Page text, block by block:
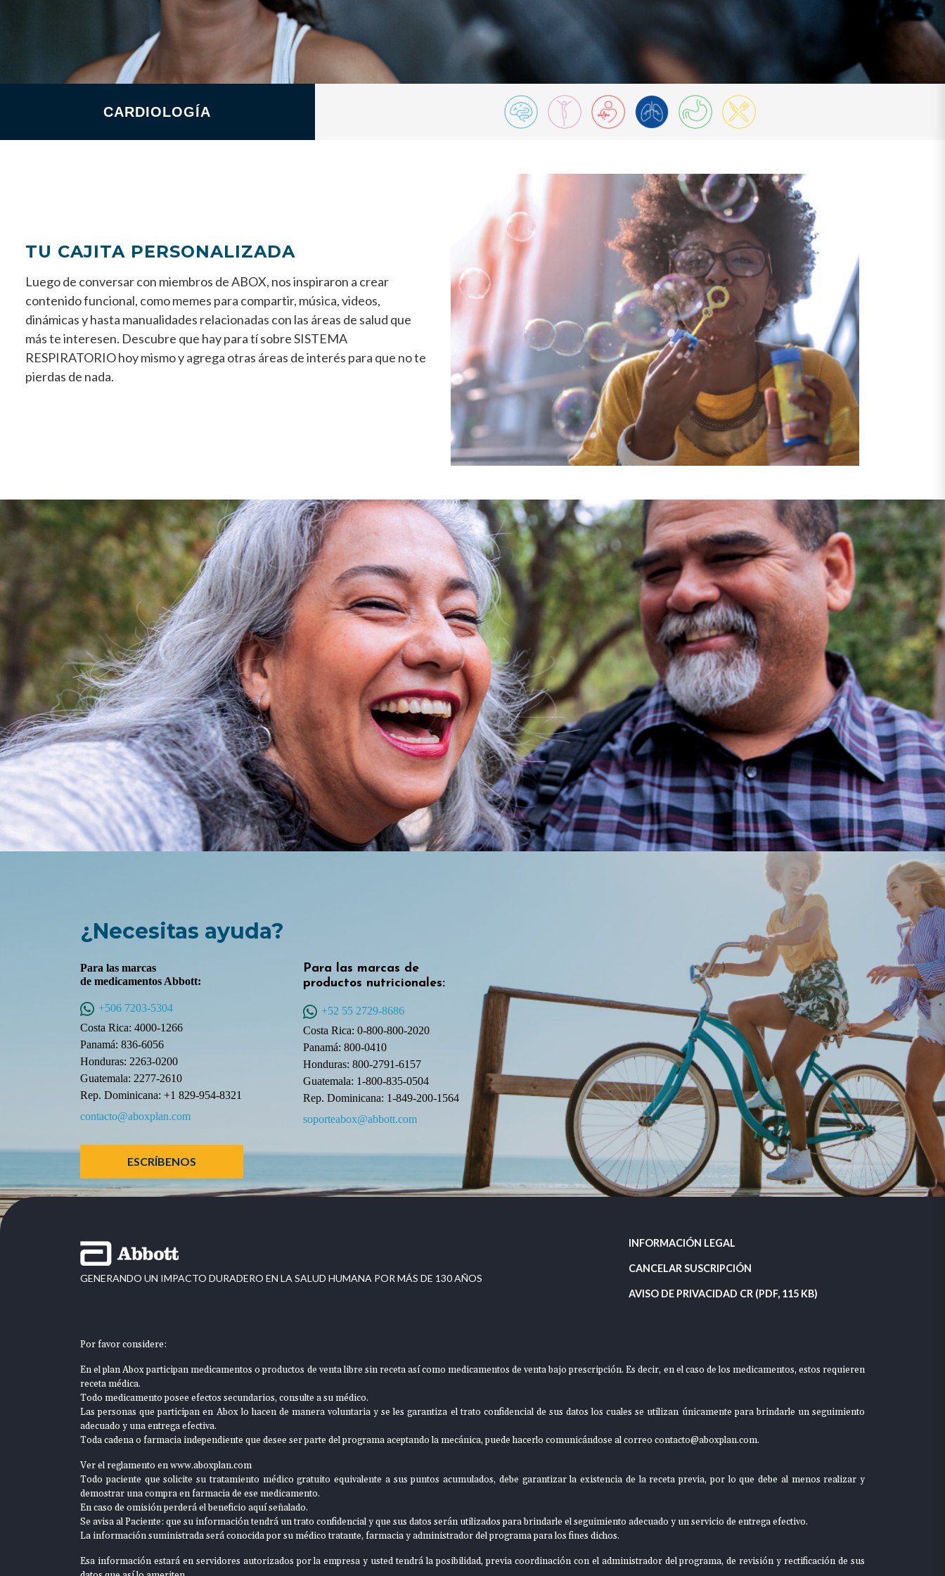
CARDIOLOGÍA
TU CAJITA PERSONALIZADA
Luego de conversar con miembros de ABOX, nos inspiraron a crear
contenido funcional, como memes para compartir, música, videos,
dinámicas y hasta manualidades relacionadas con las áreas de salud que
más te interesen. Descubre que hay para tí sobre SISTEMA
RESPIRATORIO hoy mismo y agrega otras áreas de interés para que no te
pierdas de nada.
¿Necesitas ayuda?
Para las marcas
de medicamentos Abbott:
+506 7203-5304
Costa Rica: 4000-1266
Panamá: 836-6056
Honduras: 2263-0200
Guatemala: 2277-2610
Rep. Dominicana: +1 829-954-8321
contacto@aboxplan.com
Para las marcas de
productos nutricionales:
+52 55 2729-8686
Costa Rica: 0-800-800-2020
Panamá: 800-0410
Honduras: 800-2791-6157
Guatemala: 1-800-835-0504
Rep. Dominicana: 1-849-200-1564
soporteabox@abbott.com
ESCRÍBENOS
GENERANDO UN IMPACTO DURADERO EN LA SALUD HUMANA POR MÁS DE 130 AÑOS
INFORMACIÓN LEGAL
CANCELAR SUSCRIPCIÓN
AVISO DE PRIVACIDAD CR (PDF, 115 KB)
Por favor considere:
En el plan Abox participan medicamentos o productos de venta libre sin receta así como medicamentos de venta bajo prescripción. Es decir, en el caso de los medicamentos, estos requieren
receta médica.
Todo medicamento posee efectos secundarios, consulte a su médico.
Las personas que participan en Abox lo hacen de manera voluntaria y se les garantiza el trato confidencial de sus datos los cuales se utilizan únicamente para brindarle un seguimiento
adecuado y una entrega efectiva.
Toda cadena o farmacia independiente que desee ser parte del programa aceptando la mecánica, puede hacerlo comunicándose al correo contacto@aboxplan.com.
Ver el reglamento enwww.aboxplan.com
Todo paciente que solicite su tratamiento médico gratuito equivalente a sus puntos acumulados, debe garantizar la existencia de la receta previa, por lo que debe al menos realizar y
demostrar una compra en farmacia de ese medicamento.
En caso de omisión perderá el beneficio aquí señalado.
Se avisa al Paciente: que su información tendrá un trato confidencial y que sus datos serán utilizados para brindarle el seguimiento adecuado y un servicio de entrega efectivo.
La información suministrada será conocida por su médico tratante, farmacia y administrador del programa para los fines dichos.
Esa información estará en servidores autorizados por la empresa y usted tendrá la posibilidad, previa coordinación con el administrador del programa, de revisión y rectificación de sus